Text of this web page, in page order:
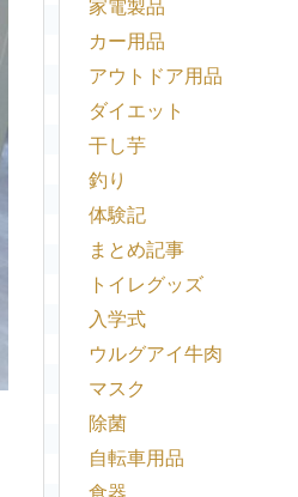
家電製品
カー用品
アウトドア用品
ダイエット
干し芋
釣り
体験記
まとめ記事
トイレグッズ
入学式
ウルグアイ牛肉
マスク
除菌
自転車用品
食器